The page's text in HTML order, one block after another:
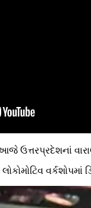
ઉત્તરપ્રદેશનાં